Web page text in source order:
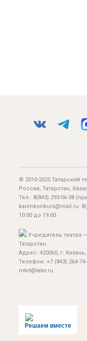
© 2010-2025 Татарский
Россия, Татарстан,
Тел.: 8(843) 293-06-38
karimkonkurs@mail.ru.
10:00 до 19:00.
Учредитель театра
Татарстан
Адрес: 420060, г.
Телефон: +7 (843) 264-74-
mkrt@tatar.ru
Решаем вместе